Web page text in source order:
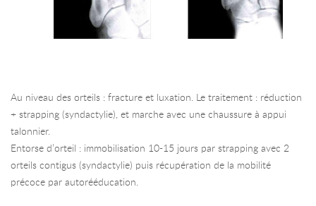
Au niveau des orteils : fracture et luxation. Le traitement : réduction
+ strapping (syndactylie), et marche avec une chaussure à appui
talonnier.
Entorse d’orteil : immobilisation 10-15 jours par strapping avec 2
orteils contigus (syndactylie) puis récupération de la mobilité
précoce par autorééducation.